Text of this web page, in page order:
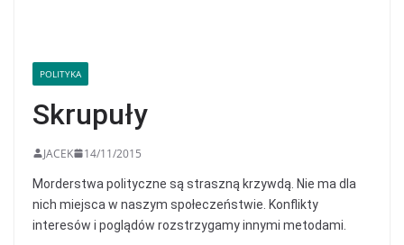
POLITYKA
Skrupuły
JACEK 14/11/2015
Morderstwa polityczne są straszną krzywdą. Nie ma dla
nich miejsca w naszym społeczeństwie. Konflikty
interesów i poglądów rozstrzygamy innymi metodami.